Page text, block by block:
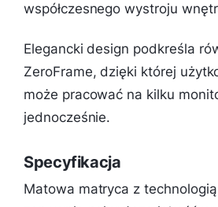
współczesnego wystroju
Elegancki design podkreśla
ZeroFrame, dzięki której
może pracować na kilku
jednocześnie.
Specyfikacja
Matowa matryca z technologią